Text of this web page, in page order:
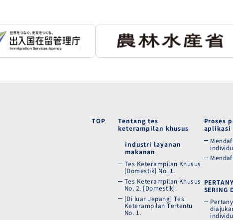
TOP
Tentang tes
keterampilan khusus
industri layanan
makanan
Tes Keterampilan Khusus
[Domestik] No. 1.
Tes Keterampilan Khusus
No. 2. [Domestik].
[Di luar Jepang] Tes
Keterampilan Tertentu
No. 1.
Proses
aplikasi
individu
SERING